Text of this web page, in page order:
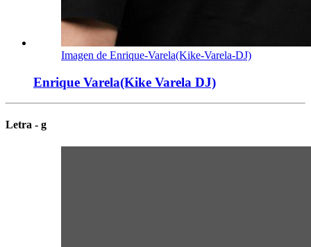
Imagen de Enrique-Varela(Kike-Varela-DJ)
Enrique Varela(Kike Varela DJ)
Letra - g